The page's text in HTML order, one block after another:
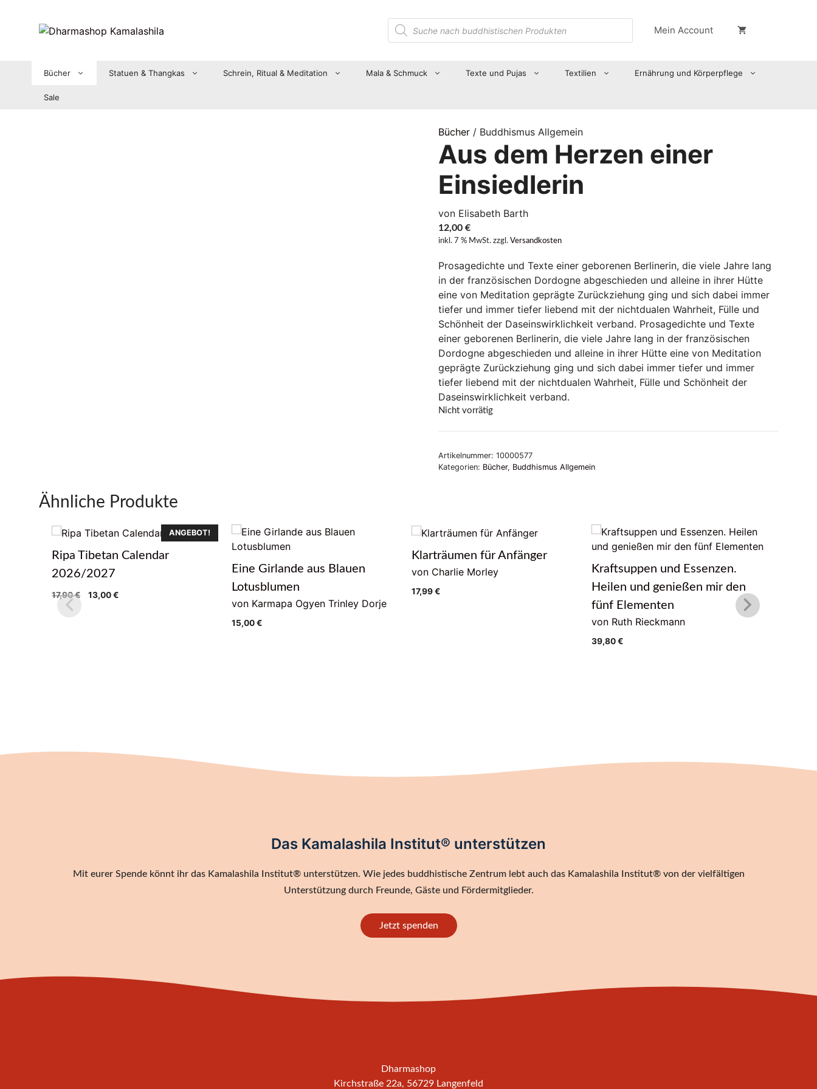
Suche
nach
Produkten
Mein Account
Bücher Statuen & Thangkas Schrein, Ritual & Meditation Mala & Schmuck Texte und Pujas Textilien Ernährung und Körperpflege
Sale
Bücher/ Buddhismus Allgemein
Aus dem Herzen einer
Einsiedlerin
von Elisabeth Barth
12,00 €
inkl. 7 % MwSt. zzgl. Versandkosten
Prosagedichte und Texte einer geborenen Berlinerin, die viele Jahre lang
in der französischen Dordogne abgeschieden und alleine in ihrer Hütte
eine von Meditation geprägte Zurückziehung ging und sich dabei immer
tiefer und immer tiefer liebend mit der nichtdualen Wahrheit, Fülle und
Schönheit der Daseinswirklichkeit verband. Prosagedichte und Texte
einer geborenen Berlinerin, die viele Jahre lang in der französischen
Dordogne abgeschieden und alleine in ihrer Hütte eine von Meditation
geprägte Zurückziehung ging und sich dabei immer tiefer und immer
tiefer liebend mit der nichtdualen Wahrheit, Fülle und Schönheit der
Daseinswirklichkeit verband.
Nicht vorrätig
Artikelnummer: 10000577
Kategorien: Bücher, Buddhismus Allgemein
Ähnliche Produkte
ANGEBOT!
Ripa Tibetan Calendar
2026/2027
17,90€
Ursprünglicher
13,00€Aktueller
Eine Girlande aus Blauen
Lotusblumen
von Karmapa Ogyen Trinley Dorje
15,00€
Klarträumen für Anfänger
von Charlie Morley
17,99€
Kraftsuppen und Essenzen.
Heilen und genießen mir den
fünf Elementen
von Ruth Rieckmann
39,80€
Das Kamalashila Institut® unterstützen
Mit eurer Spende könnt ihr das Kamalashila Institut® unterstützen. Wie jedes buddhistische Zentrum lebt auch das Kamalashila Institut® von der vielfältigen
Unterstützung durch Freunde, Gäste und Fördermitglieder.
Jetzt spenden
Dharmashop
Kirchstraße 22a, 56729 Langenfeld